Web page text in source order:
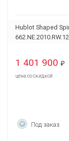
Hublot Shaped
1 401 900 ₽
цена со скидкой
Под заказ